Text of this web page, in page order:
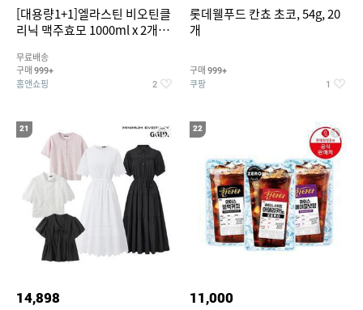
[대용량1+1]엘라스틴 비오틴클
리닉 맥주효모 1000ml x 2개
무료배송
구매 999+
홈앤쇼핑 2
롯데웰푸드 칸쵸 초코, 54g, 20
개
구매 999+
쿠팡 1
21
14,898
22
11,000